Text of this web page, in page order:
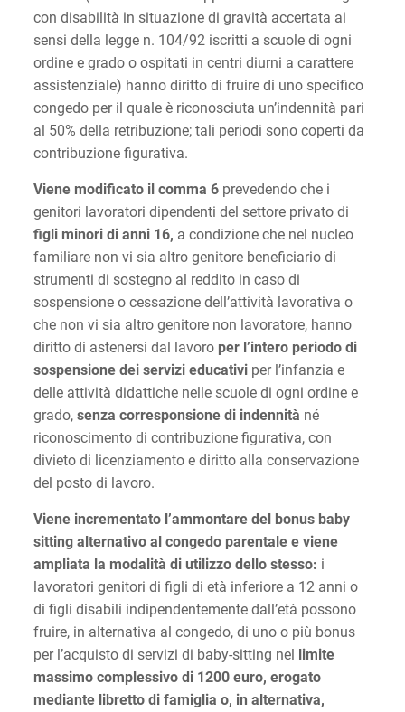
con disabilità in situazione di gravità accertata ai
sensi della legge n. 104/92 iscritti a scuole di ogni
ordine e grado o ospitati in centri diurni a carattere
assistenziale) hanno diritto di fruire di uno specifico
congedo per il quale è riconosciuta un’indennità pari
al 50% della retribuzione; tali periodi sono coperti da
contribuzione figurativa.
Viene modificato il comma 6 prevedendo che i
genitori lavoratori dipendenti del settore privato di
figli minori di anni 16, a condizione che nel nucleo
familiare non vi sia altro genitore beneficiario di
strumenti di sostegno al reddito in caso di
sospensione o cessazione dell’attività lavorativa o
che non vi sia altro genitore non lavoratore, hanno
diritto di astenersi dal lavoro per l’intero periodo di
sospensione dei servizi educativiper l’infanzia e
delle attività didattiche nelle scuole di ogni ordine e
grado, senza corresponsione di indennità né
riconoscimento di contribuzione figurativa, con
divieto di licenziamento e diritto alla conservazione
del posto di lavoro.
Viene incrementato l’ammontare del bonus baby
sitting alternativo al congedo parentale e viene
ampliata la modalità di utilizzo dello stesso: i
lavoratori genitori di figli di età inferiore a 12 anni o
di figli disabili indipendentemente dall’età possono
fruire, in alternativa al congedo, di uno o più bonus
per l’acquisto di servizi di baby-sitting nel limite
massimo complessivo di 1200 euro, erogato
mediante libretto di famiglia o, in alternativa,